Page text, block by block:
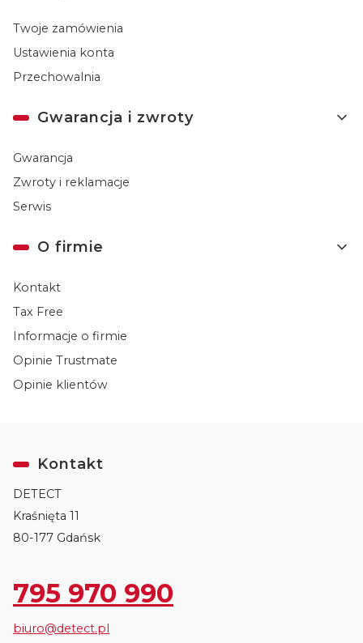
Twoje zamówienia
Ustawienia konta
Przechowalnia
Gwarancja i zwroty
Gwarancja
Zwroty i reklamacje
Serwis
O firmie
Kontakt
Tax Free
Informacje o firmie
Opinie Trustmate
Opinie klientów
Kontakt
DETECT
Kraśnięta 11
80-177 Gdańsk
795 970 990
biuro@detect.pl